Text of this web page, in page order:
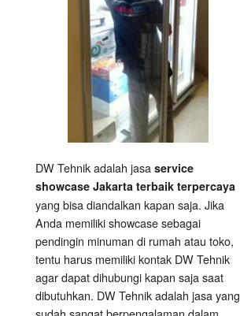
DW Tehnik adalah jasa service
showcase Jakarta terbaik terpercaya
yang bisa diandalkan kapan saja. Jika
Anda memiliki showcase sebagai
pendingin minuman di rumah atau toko,
tentu harus memiliki kontak DW Tehnik
agar dapat dihubungi kapan saja saat
dibutuhkan. DW Tehnik adalah jasa yang